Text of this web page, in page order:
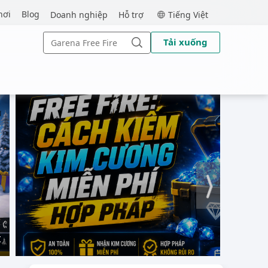
MEmu Tiếng Việt
Hỗ trợ
Doanh nghiệp
Blog
Search
for:
Search
Tải xuống